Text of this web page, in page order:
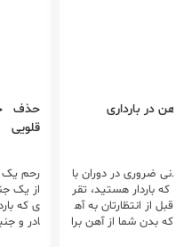
با
تقر
به آه
آهن برا
حذف جنین در
رحم یک زن معمولا
از یک جنین توانایی
ی که بارداری
ادر و جنین با